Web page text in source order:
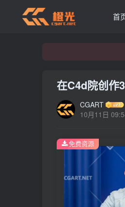
首
在C4d院创作
CGART
10月11日
免费资源